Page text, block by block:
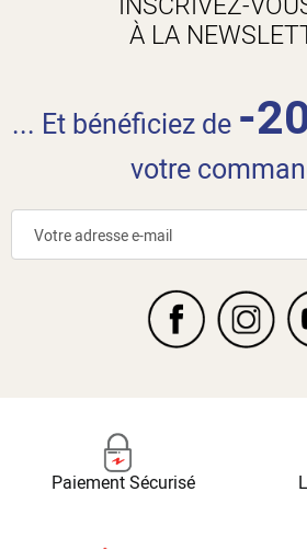
À LA
... Et bénéficiez de -
votre
Paiement Sécurisé